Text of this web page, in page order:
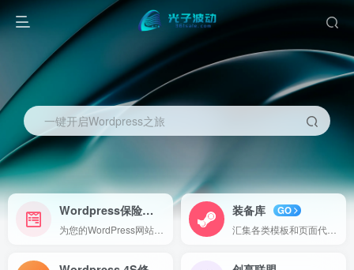
一键开启Wordpress之旅
Wordpress保险NEW
装备库
GO